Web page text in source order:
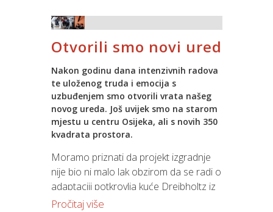
Timovi su, uz dobro promišljanje i timski
rad morali prijeći s jedne strane mreže
na drugu bez diranja špage. Dok su
smijeha nije nedostajalo, a najbolji tim
postao je bogatiji za novčanu nagradu.
Kako nam je bilo pogledaj ugaleriji.
Otvorili smo novi ured
Nakon godinu dana intenzivnih radova
te uloženog truda i emocija s
uzbuđenjem smo otvorili vrata našeg
novog ureda. Još uvijek smo na starom
mjestu u centru Osijeka, ali s novih 350
kvadrata prostora.
Moramo priznati da projekt izgradnje
nije bio ni malo lak obzirom da se radi o
adaptaciji potkrovlja kuće Dreibholtz iz
1912. godine, koja je dio kulturno-
Pročitaj više